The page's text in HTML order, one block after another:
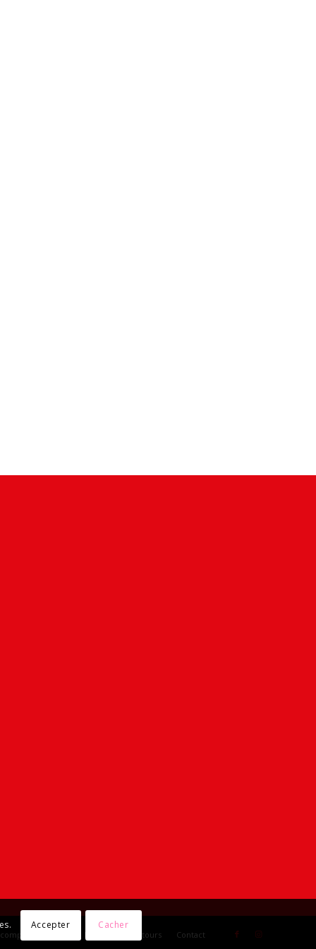
Livraisons et retours Contact
Accepter Cacher